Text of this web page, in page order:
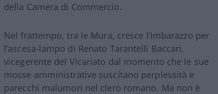
della Camera di Commercio.
Nel frattempo, tra le Mura, cresce l’imbarazzo per
l’ascesa-lampo di Renato Tarantelli Baccari,
vicegerente del Vicariato dal momento che le sue
mosse amministrative suscitano perplessità e
parecchi malumori nel clero romano. Ma non è